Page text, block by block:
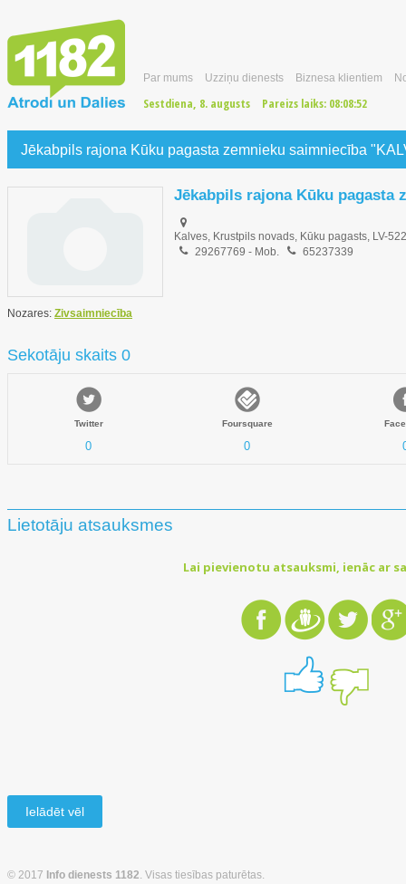
Par mums Uzziņu dienests Biznesa klientiem
Sestdiena, 8. augusts Pareizs laiks: 08:08:53
Jēkabpils rajona Kūku pagasta zemnieku saimniecība
Jēkabpils rajona Kūku pagasta
Kalves, Krustpils novads, Kūku pagasts, LV-
29267769 - Mob. 65237339
Nozares: Zivsaimniecība
Sekotāju skaits 0
Twitter
0
Foursquare
0
Lietotāju atsauksmes
Lai pievienotu atsauksmi, ienāc ar
Ielādēt vēl
© 2017 Info dienests 1182. Visas tiesības paturētas.